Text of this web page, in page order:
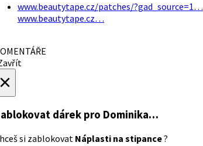
www.beautytape.cz/patches/?gad_source=1…
www.beautytape.cz…
dárek pro Dominika…
si zablokovat Náplasti na stipance?